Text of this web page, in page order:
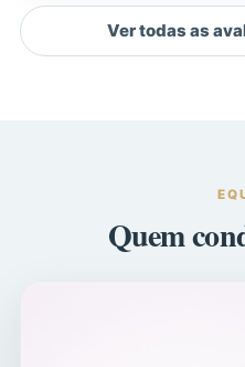
Ver todas as
Quem